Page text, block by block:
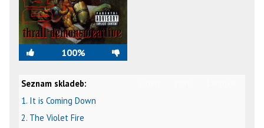
100%
Seznam skladeb:
1. It is Coming Down
2. The Violet Fire